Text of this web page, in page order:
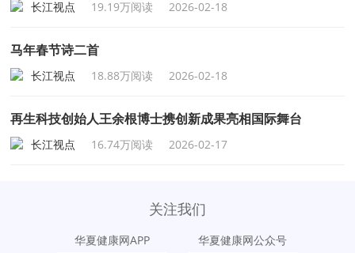
长江视点 19.19万阅读 2026-02-18
马年春节诗二首
长江视点 18.88万阅读 2026-02-18
再生科技创始人王余根博士携创新成果亮相国际舞台
长江视点 16.74万阅读 2026-02-17
关注我们
华夏健康网APP 华夏健康网公众号